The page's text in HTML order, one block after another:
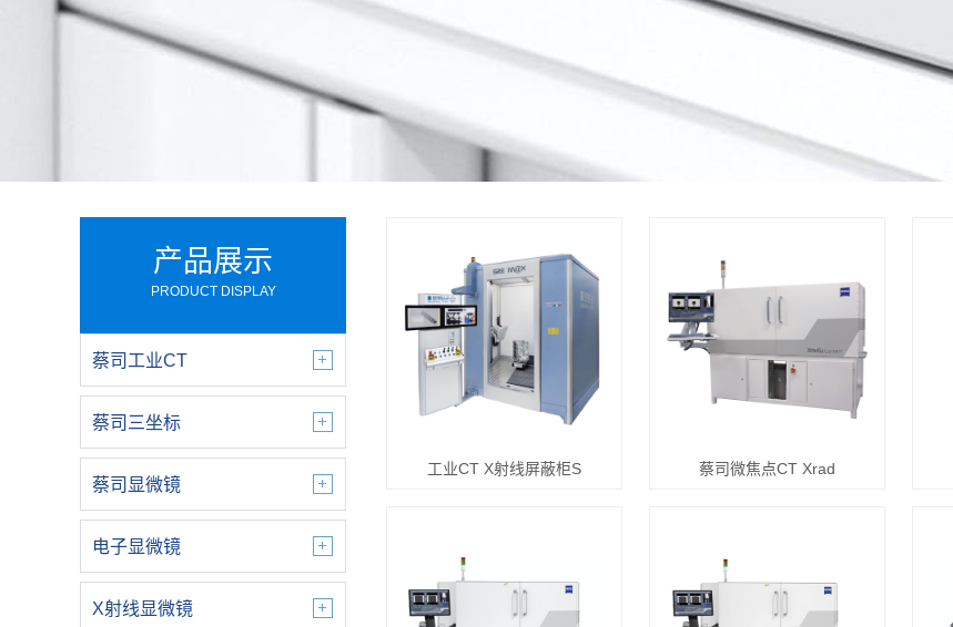
产品展示
PRODUCT DISPLAY
蔡司工业CT
蔡司三坐标
蔡司显微镜
电子显微镜
X射线显微镜
工业CT X射线屏蔽柜S 蔡司微焦点CT Xrad